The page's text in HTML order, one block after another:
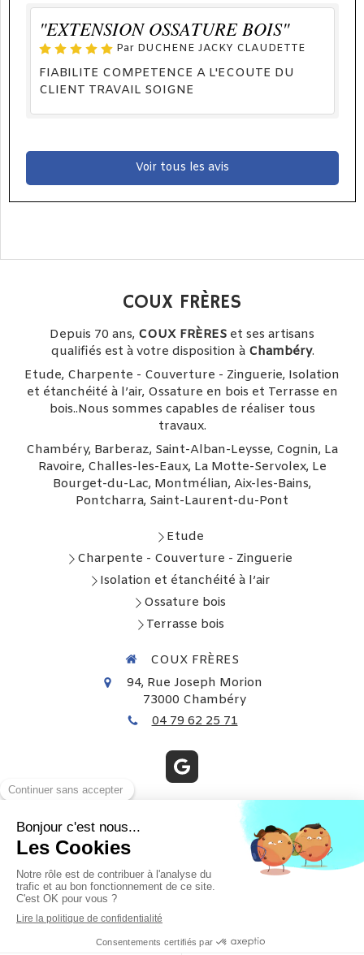
"EXTENSION OSSATURE BOIS"
Par DUCHENE JACKY CLAUDETTE
FIABILITE COMPETENCE A L'ECOUTE DU
CLIENT TRAVAIL SOIGNE
Voir tous les avis
COUX FRÈRES
Depuis 70 ans, COUX FRÈRES et ses artisans
qualifiés est à votre disposition à Chambéry.
Etude, Charpente - Couverture - Zinguerie, Isolation
et étanchéité à l’air, Ossature en bois et Terrasse en
bois..Nous sommes capables de réaliser tous
travaux.
Chambéry, Barberaz, Saint-Alban-Leysse, Cognin, La
Ravoire, Challes-les-Eaux, La Motte-Servolex, Le
Bourget-du-Lac, Montmélian, Aix-les-Bains,
Pontcharra, Saint-Laurent-du-Pont
Etude
Charpente - Couverture - Zinguerie
Isolation et étanchéité à l’air
Ossature bois
Terrasse bois
COUX FRÈRES
94, Rue Joseph Morion
73000 Chambéry
04 79 62 25 71
Mentions légales
Création et référencement du site par Simplébo
Ce site a été proposé par laCAPEB